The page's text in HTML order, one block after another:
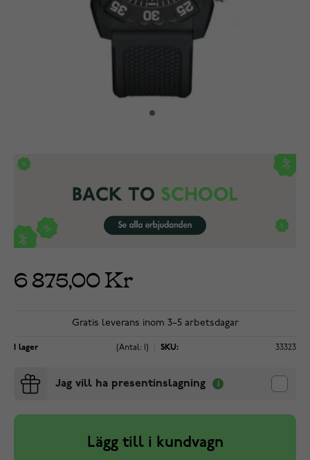
6 875,00 Kr
Gratis leverans inom 3–5 arbetsdagar
I lager (Antal: 1) SKU: 33323
Jag vill ha presentinslagning
Lägg till i kundvagn